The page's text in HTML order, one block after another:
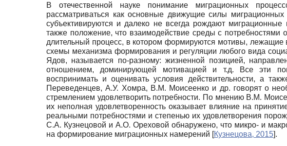
В отечественной науке понимание миграционных
рассматриваться как основные движущие силы
субъективируются и далеко не всегда рождают миграционные
также положение, что взаимодействие среды с потребностями
длительный процесс, в котором формируются мотивы,
схемы механизма формирования и регуляции любого вида
Ядов, называется по-разному: жизненной позицией,
отношением, доминирующей мотивацией и т.д. Все эти
воспринимать и оценивать условия действительности, а
Переведенцев, А.У. Хомра, В.М. Моисеенко и др. говорят о
стремлением удовлетворить потребности. По мнению В.М.
их неполная удовлетворенность оказывает влияние на
реальными потребностями и степенью их удовлетворения
С.А. Куз­нецовой и А.О. Ореховой обнаружено, что микро- и
на формирование миграционных намерений [Кузнецова, 2015].